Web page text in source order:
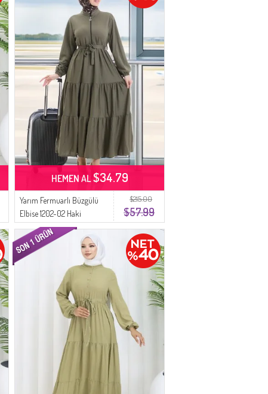
$215.00
$57.99
Yarım Fermuarlı Büzgülü
Elbise 1202-02 Haki
HEMEN AL$34.79